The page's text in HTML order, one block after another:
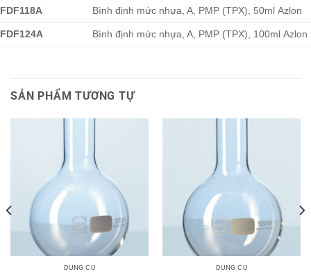
FDF118A Bình định mức nhựa, A, PMP (TPX), 50ml Azlon
FDF124A Bình định mức nhựa, A, PMP (TPX), 100ml Azlon
SẢN PHẨM TƯƠNG TỰ
DỤNG CỤ DỤNG CỤ